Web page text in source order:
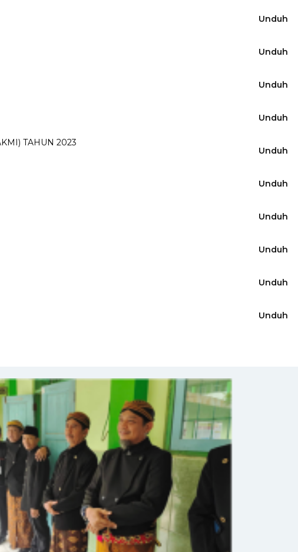
Unduh
Unduh
Unduh
Unduh
TAHUN 2023
Unduh
Unduh
Unduh
Unduh
Unduh
Unduh